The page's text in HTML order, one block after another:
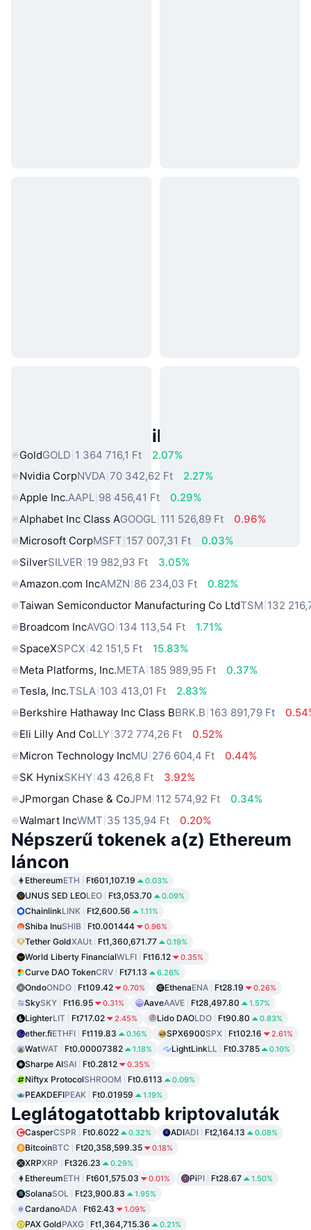
Népszerű Való Világbeli Eszközök
GoldGOLD 1 364 716,1 Ft
2.07%
Nvidia CorpNVDA 70 342,62 Ft
2.27%
Apple Inc.AAPL 98 456,41 Ft
0.29%
Alphabet Inc Class AGOOGL 111 526,89 Ft
0.96%
Microsoft CorpMSFT 157 007,31 Ft
0.03%
SilverSILVER 19 982,93 Ft
3.05%
Amazon.com IncAMZN 86 234,03 Ft
0.82%
Taiwan Semiconductor Manufacturing Co LtdTSM 132
Broadcom IncAVGO 134 113,54 Ft
1.71%
SpaceXSPCX 42 151,5 Ft
15.83%
Meta Platforms, Inc.META 185 989,95 Ft
0.37%
Tesla, Inc.TSLA 103 413,01 Ft
2.83%
Berkshire Hathaway Inc Class BBRK.B 163 891,79 Ft
Eli Lilly And CoLLY 372 774,26 Ft
0.52%
Micron Technology IncMU 276 604,4 Ft
0.44%
SK HynixSKHY 43 426,8 Ft
3.92%
JPmorgan Chase & CoJPM 112 574,92 Ft
0.34%
Walmart IncWMT 35 135,94 Ft 0.20%
Népszerű tokenek a(z) Ethereum
láncon
EthereumETH Ft601,107.19 0.03%
UNUS SED LEOLEO Ft3,053.70 0.09%
ChainlinkLINK Ft2,600.56 1.11%
Shiba InuSHIB Ft0.001444 0.96%
Tether GoldXAUt Ft1,360,671.77 0.19%
World Liberty FinancialWLFI Ft16.12 0.35%
Curve DAO TokenCRV Ft71.13 6.26%
OndoONDO Ft109.42 0.70% EthenaENA Ft28.19 0.26%
SkySKY Ft16.95 0.31% AaveAAVE Ft28,497.80 1.57%
LighterLIT Ft717.02 2.45% Lido DAOLDO Ft90.80 0.83%
ether.fiETHFI Ft119.83 0.16% SPX6900SPX Ft102.16 2.61%
WatWAT Ft0.00007382 1.18% LightLinkLL Ft0.3785 0.10%
Sharpe AISAI Ft0.2812 0.35%
Niftyx ProtocolSHROOM Ft0.6113 0.09%
PEAKDEFIPEAK Ft0.01959 1.19%
Leglátogatottabb kriptovaluták
CasperCSPR Ft0.6022 0.32% ADIADI Ft2,164.13 0.08%
BitcoinBTC Ft20,358,599.35 0.18%
XRPXRP Ft326.23 0.29%
EthereumETH Ft601,575.03 0.01% PiPI Ft28.67 1.50%
SolanaSOL Ft23,900.83 1.95%
CardanoADA Ft62.43 1.09%
PAX GoldPAXG Ft1,364,715.36 0.21%